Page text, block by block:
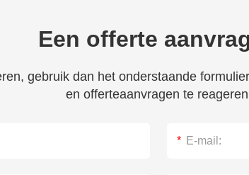
Een offerte
gebruik dan het onderstaande
en offerteaanvragen te